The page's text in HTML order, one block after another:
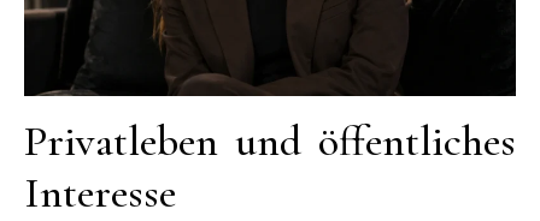
Privatleben und öffentliches
Interesse